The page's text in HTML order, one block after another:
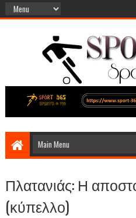
Πλατανιάς: Η
(κύπελλο)